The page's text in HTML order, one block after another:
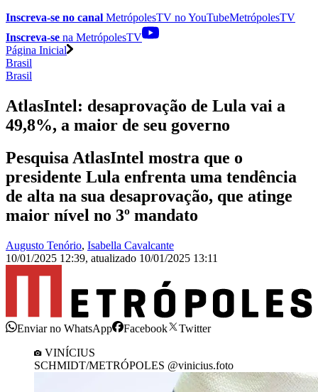
Inscreva-se no canal MetrópolesTV noYouTubeMetrópolesTV
Inscreva-se na MetrópolesTV
Página Inicial
Brasil
Brasil
AtlasIntel: desaprovação de Lula vai a
49,8%, a maior de seu governo
Pesquisa AtlasIntel mostra que o
presidente Lula enfrenta uma tendência
de alta na sua desaprovação, que atinge
maior nível no 3º mandato
Augusto Tenório, Isabella Cavalcante
10/01/2025 12:39, atualizado 10/01/2025 13:11
Enviar no WhatsApp Facebook
Twitter
VINÍCIUS
SCHMIDT/METRÓPOLES @vinicius.foto